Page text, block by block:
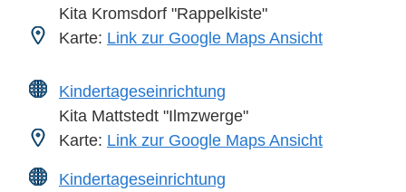
Kita Kromsdorf "Rappelkiste"
Karte: Link zur Google Maps Ansicht
Kindertageseinrichtung
Kita Mattstedt "Ilmzwerge"
Karte: Link zur Google Maps Ansicht
Kindertageseinrichtung